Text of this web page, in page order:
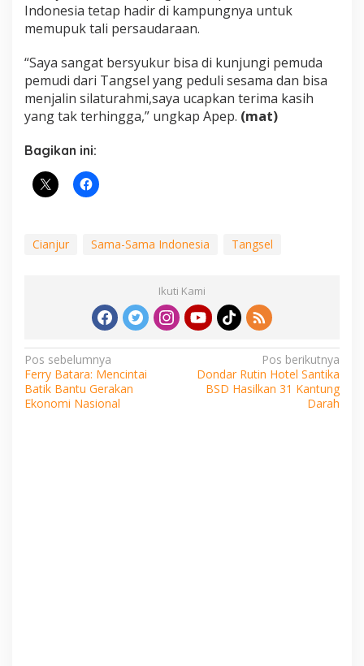
Indonesia tetap hadir di kampungnya untuk
memupuk tali persaudaraan.
“Saya sangat bersyukur bisa di kunjungi pemuda
pemudi dari Tangsel yang peduli sesama dan bisa
menjalin silaturahmi,saya ucapkan terima kasih
yang tak terhingga,” ungkap Apep. (mat)
Bagikan ini:
Cianjur Sama-Sama Indonesia Tangsel
Ikuti Kami
Navigasi
pos
Pos sebelumnya
Ferry Batara: Mencintai
Batik Bantu Gerakan
Ekonomi Nasional
Pos berikutnya
Dondar Rutin Hotel Santika
BSD Hasilkan 31 Kantung
Darah